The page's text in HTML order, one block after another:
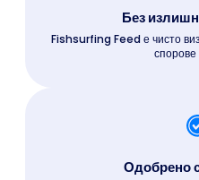
Без
Fishsurfing Feed е чисто
Одобрено